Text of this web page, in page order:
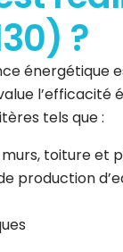
?
énergétique
l’efficacité
tels que :
murs, toiture et
production